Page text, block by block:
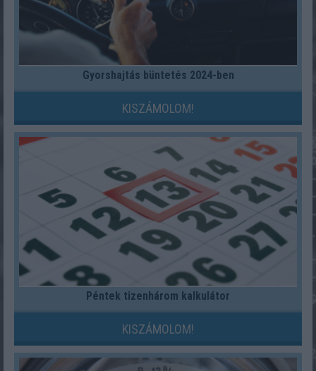
Gyorshajtás büntetés 2024-ben
KISZÁMOLOM!
Péntek tizenhárom kalkulátor
KISZÁMOLOM!